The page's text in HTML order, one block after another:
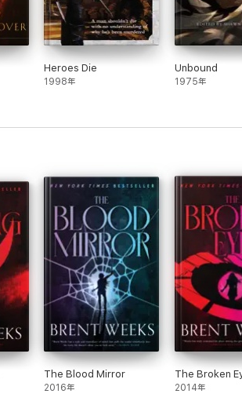
Heroes Die
1998年
Unbound
1975年
The Blood Mirror
2016年
The Broken
2014年